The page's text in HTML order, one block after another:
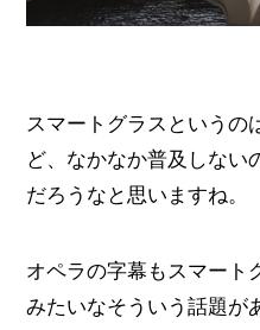
スマートグラスというの
ど、なかなか普及しない
だろうなと思いますね。
オペラの字幕もスマート
みたいなそういう話題が